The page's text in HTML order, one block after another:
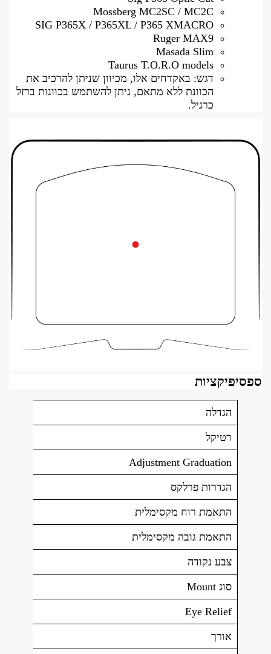
Mossberg MC2SC / MC2C
SIG P365X / P365XL / P365 XMACRO
Ruger MAX9
Masada Slim
Taurus T.O.R.O models
דגש: באקדחים אלו, מכיוון שניתן להרכיב את
הכוונת ללא מתאם, ניתן להשתמש בכוונות ברזל
כרגיל.
ספסיפיקציות
הגדלה
רטיקל
Adjustment Graduation
הגדרות פרלקס
התאמת רוח מקסימלית
התאמת גובה מקסימלית
צבע נקודה
סוג Mount
Eye Relief
אורך